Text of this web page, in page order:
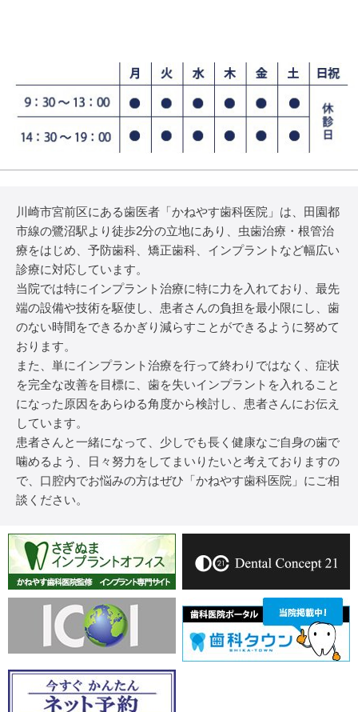
川崎市宮前区にある歯医者「かねやす歯科医院」は、田園都
市線の鷺沼駅より徒歩2分の立地にあり、虫歯治療・根管治
療をはじめ、予防歯科、矯正歯科、インプラントなど幅広い
診療に対応しています。
当院では特にインプラント治療に特に力を入れており、最先
端の設備や技術を駆使し、患者さんの負担を最小限にし、歯
のない時間をできるかぎり減らすことができるように努めて
おります。
また、単にインプラント治療を行って終わりではなく、症状
を完全な改善を目標に、歯を失いインプラントを入れること
になった原因をあらゆる角度から検討し、患者さんにお伝え
しています。
患者さんと一緒になって、少しでも長く健康なご自身の歯で
噛めるよう、日々努力をしてまいりたいと考えておりますの
で、口腔内でお悩みの方はぜひ「かねやす歯科医院」にご相
談ください。